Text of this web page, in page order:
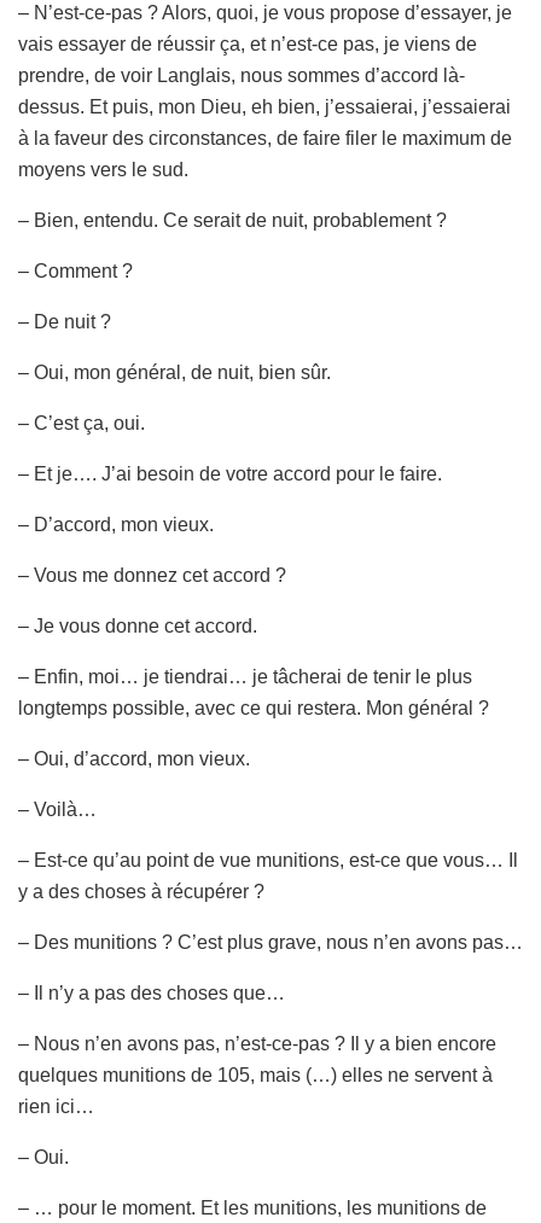
– N’est-ce-pas ? Alors, quoi, je vous propose d’essayer, je
vais essayer de réussir ça, et n’est-ce pas, je viens de
prendre, de voir Langlais, nous sommes d’accord là-
dessus. Et puis, mon Dieu, eh bien, j’essaierai, j’essaierai
à la faveur des circonstances, de faire filer le maximum de
moyens vers le sud.
– Bien, entendu. Ce serait de nuit, probablement ?
– Comment ?
– De nuit ?
– Oui, mon général, de nuit, bien sûr.
– C’est ça, oui.
– Et je…. J’ai besoin de votre accord pour le faire.
– D’accord, mon vieux.
– Vous me donnez cet accord ?
– Je vous donne cet accord.
– Enfin, moi… je tiendrai… je tâcherai de tenir le plus
longtemps possible, avec ce qui restera. Mon général ?
– Oui, d’accord, mon vieux.
– Voilà…
– Est-ce qu’au point de vue munitions, est-ce que vous… Il
y a des choses à récupérer ?
– Des munitions ? C’est plus grave, nous n’en avons pas…
– Il n’y a pas des choses que…
– Nous n’en avons pas, n’est-ce-pas ? Il y a bien encore
quelques munitions de 105, mais (…) elles ne servent à
rien ici…
– Oui.
– … pour le moment. Et les munitions, les munitions de